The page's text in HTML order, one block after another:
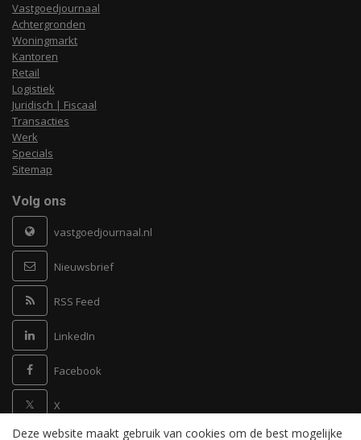
Vastgoedjournaal
Achtergronden
Woningmarkt
Kantoren
Retail
Logistiek
Juridisch | Fiscaal
Transacties
Werk
Specials
Sitemap
Volg ons
vastgoedjournaal.nl
Nieuwsbrief
RSS Feed
LinkedIn
Facebook
X
Deze website maakt gebruik van cookies om de best mogelijke